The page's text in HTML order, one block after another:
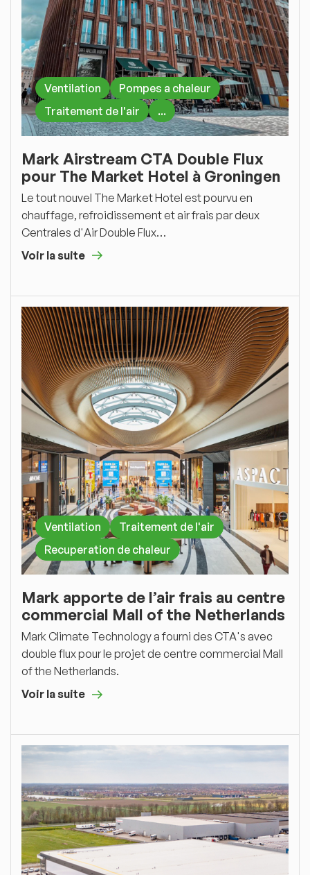
Ventilation
Pompes a chaleur
Traitement de l'air
...
Mark Airstream CTA Double Flux
pour The Market Hotel à Groningen
Le tout nouvel The Market Hotel est pourvu en
chauffage, refroidissement et air frais par deux
Centrales d'Air Double Flux…
Voir la suite
Ventilation
Traitement de l'air
Recuperation de chaleur
Mark apporte de l’air frais au centre
commercial Mall of the Netherlands
Mark Climate Technology a fourni des CTA's avec
double flux pour le projet de centre commercial Mall
of the Netherlands.
Voir la suite